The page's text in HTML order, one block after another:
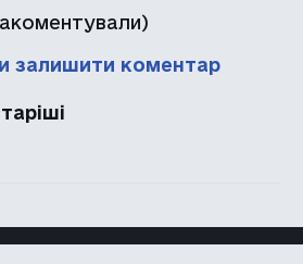
залишити коментар